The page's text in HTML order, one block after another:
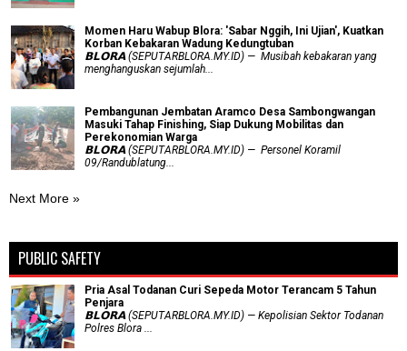
Momen Haru Wabup Blora: ​'Sabar Nggih, Ini Ujian', Kuatkan
Korban Kebakaran Wadung Kedungtuban
𝗕𝗟𝗢𝗥𝗔 (SEPUTARBLORA.MY.ID) — Musibah kebakaran yang
menghanguskan sejumlah...
Pembangunan Jembatan Aramco Desa Sambongwangan
Masuki Tahap Finishing, Siap Dukung Mobilitas dan
Perekonomian Warga
𝗕𝗟𝗢𝗥𝗔 (SEPUTARBLORA.MY.ID) — Personel Koramil
09/Randublatung...
Next More »
PUBLIC SAFETY
Pria Asal Todanan Curi Sepeda Motor Terancam 5 Tahun
Penjara
𝗕𝗟𝗢𝗥𝗔 (SEPUTARBLORA.MY.ID) — Kepolisian Sektor Todanan
Polres Blora ...